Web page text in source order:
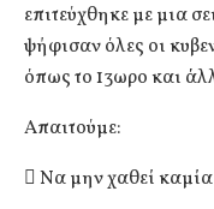
επιτεύχθηκε με μια
ψήφισαν όλες οι
όπως το 13ωρο και
Απαιτούμε:
 Να μην χαθεί